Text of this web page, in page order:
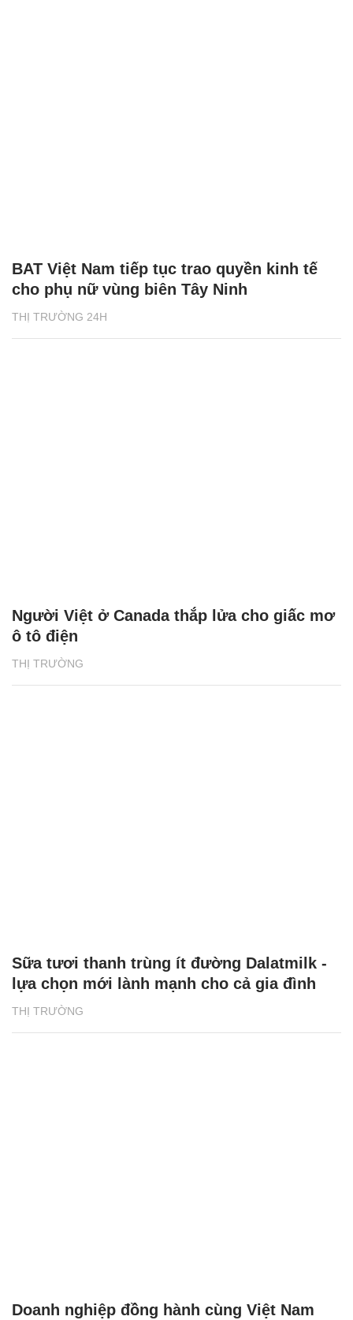
THỊ TRƯỜNG 24H
BAT Việt Nam tiếp tục trao quyền kinh tế
cho phụ nữ vùng biên Tây Ninh
THỊ TRƯỜNG
Người Việt ở Canada thắp lửa cho giấc mơ
ô tô điện
THỊ TRƯỜNG
Sữa tươi thanh trùng ít đường Dalatmilk -
lựa chọn mới lành mạnh cho cả gia đình
Doanh nghiệp đồng hành cùng Việt Nam